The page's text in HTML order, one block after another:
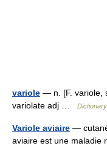
variole — n. [F. variole,
variolate adj …
Variole aviaire —
aviaire est une maladie